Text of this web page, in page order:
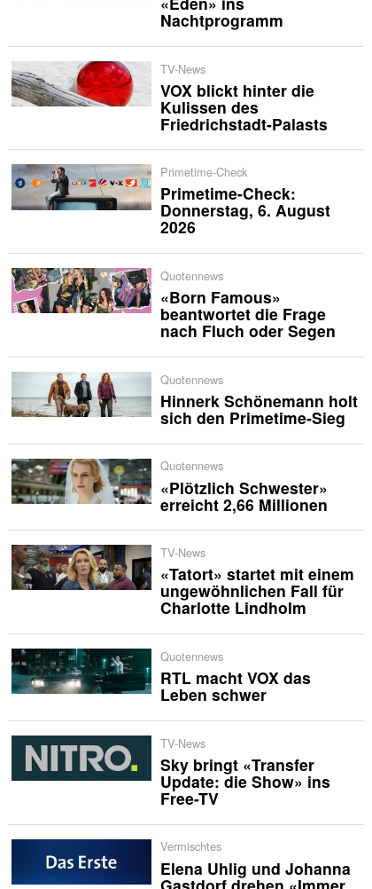
Nachtprogramm
TV-News
VOX blickt hinter die
Kulissen des
Friedrichstadt-Palasts
Primetime-Check
Primetime-Check:
Donnerstag, 6. August
2026
Quotennews
«Born Famous»
beantwortet die Frage
nach Fluch oder Segen
Quotennews
Hinnerk Schönemann holt
sich den Primetime-Sieg
Quotennews
«Plötzlich Schwester»
erreicht 2,66 Millionen
TV-News
«Tatort» startet mit einem
ungewöhnlichen Fall für
Charlotte Lindholm
Quotennews
RTL macht VOX das
Leben schwer
TV-News
Sky bringt «Transfer
Update: die Show» ins
Free-TV
Vermischtes
Elena Uhlig und Johanna